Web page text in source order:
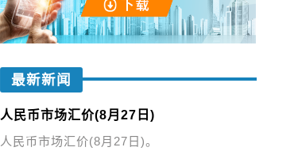
最新新闻
人民币市场汇价(8月27日)
人民币市场汇价(8月27日)。